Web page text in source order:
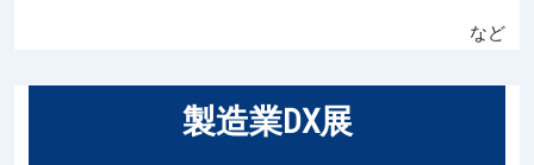
など
製造業DX展